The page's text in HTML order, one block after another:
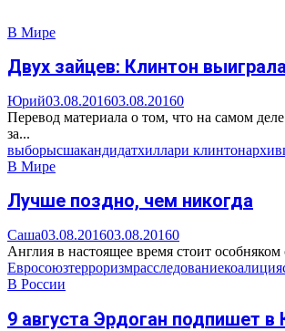
В Мире
Двух зайцев: Клинтон
Юрий03.08.201603.08.20160
Перевод материала о том, что на самом
за...
выборысшакандидатхиллари клинтонархив
В Мире
Лучше поздно, чем никогда
Саша03.08.201603.08.20160
Англия в настоящее время стоит
Евросоюзтерроризмрасследованиекоалиция
В России
9 августа Эрдоган подпишет